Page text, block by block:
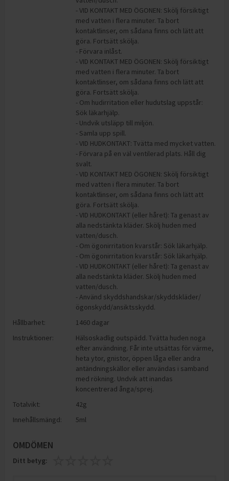
- VID KONTAKT MED ÖGONEN: Skölj försiktigt
med vatten i flera minuter. Ta bort
kontaktlinser, om sådana finns och lätt att
göra. Fortsätt skölja.
- Förvara inlåst.
- VID KONTAKT MED ÖGONEN: Skölj försiktigt
med vatten i flera minuter. Ta bort
kontaktlinser, om sådana finns och lätt att
göra. Fortsätt skölja.
- Om hudirritation eller hudutslag uppstår:
Sök läkarhjälp.
- Undvik utsläpp till miljön.
- Samla upp spill.
- VID HUDKONTAKT: Tvätta med mycket vatten.
- Förvara på en väl ventilerad plats. Håll dig
svalt.
- VID KONTAKT MED ÖGONEN: Skölj försiktigt
med vatten i flera minuter. Ta bort
kontaktlinser, om sådana finns och lätt att
göra. Fortsätt skölja.
- VID HUDKONTAKT (eller håret): Ta genast av
alla nedstänkta kläder. Skölj huden med
vatten/dusch.
- Om ögonirritation kvarstår: Sök läkarhjälp.
- Om ögonirritation kvarstår: Sök läkarhjälp.
- VID HUDKONTAKT (eller håret): Ta genast av
alla nedstänkta kläder. Skölj huden med
vatten/dusch.
- Använd skyddshandskar/skyddskläder/
ögonskydd/ansiktsskydd.
Hållbarhet:
1460 dagar
Instruktioner:
Hälsoskadlig outspädd. Tvätta huden noga
efter användning. Får inte utsättas för värme,
heta ytor, gnistor, öppen låga eller andra
antändningskällor eller användas i samband
med rökning. Undvik att inandas
koncentrerad ånga/sprej.
Totalvikt:
42g
Innehållsmängd:
5ml
OMDÖMEN
Ditt betyg: